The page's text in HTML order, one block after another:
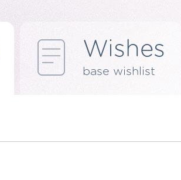
Wishes
base wishlist